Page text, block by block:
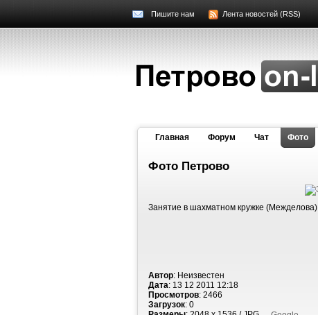
Пишите нам Лента новостей (RSS)
Главная Форум Чат Фото
Фото Петрово
Занятие в шахматном кружке (Межделова)
Автор: Неизвестен
Дата: 13 12 2011 12:18
Просмотров: 2466
Загрузок: 0